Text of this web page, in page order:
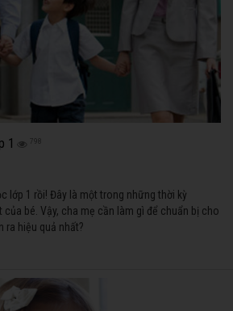
1 798
lớp 1 rồi! Đây là một trong những thời kỳ
bé. Vậy, cha mẹ cần làm gì để chuẩn bị cho
ra hiệu quả nhất?